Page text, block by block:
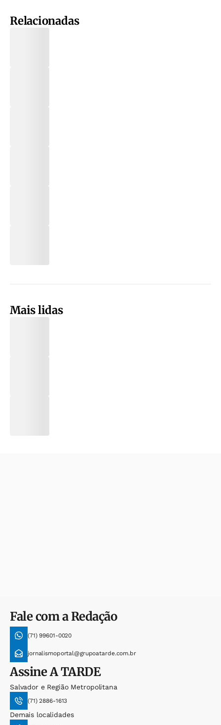
Relacionadas
Mais lidas
Fale com a Redação
(71) 99601-0020
jornalismoportal@grupoatarde.com.br
AssineA TARDE
Salvador e Região Metropolitana
(71) 2886-1613
Demais localidades